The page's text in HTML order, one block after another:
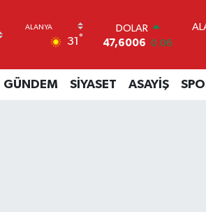
31 °
DOLAR
47,6006 0.06
55,0250 0.02
STERLİN
GÜNDEM SİYASET ASAYİŞ